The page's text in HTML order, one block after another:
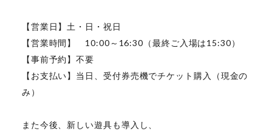
【営業日】土・日・祝日
【営業時間】 10:00～16:30（最終ご入場は15:30）
【事前予約】不要
【お支払い】当日、受付券売機でチケット購入（現金の
み）
また今後、新しい遊具も導入し、